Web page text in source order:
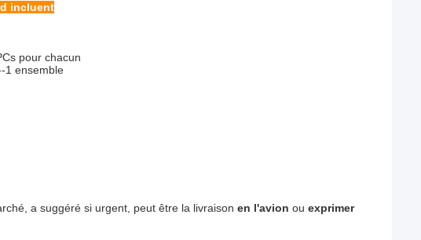
incluent
pour chacun
1 ensemble
a suggéré si urgent, peut être la livraison en l'avion ou exprimer